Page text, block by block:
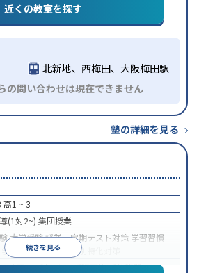
近くの教室を探す
北新地、西梅田、大阪梅田駅
の問い合わせは現在できません
塾の詳細を見る
続きを見る
高1 ~ 3
(1対2~) 集団授業
大学受験授業・定期テスト対策 学習習慣
学校別特化対策
科目別特化対策
替可能1科目から受講可能季節講習のみの